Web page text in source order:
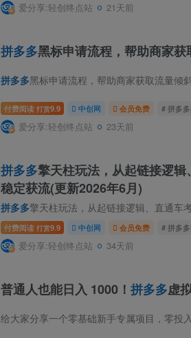
爱分享:轻创终点站 21天前
拼多多黑标申请流程，帮助商家
拼多多黑标申请流程，帮助商家获取流量倾斜与活
付费阅读 打赏9.9 中创网 会员免费 # 拼多
爱分享:轻创终点站 23天前
拼多多擎天柱玩法，从起链接逻
稳定获流(更新2026年6月)
拼多多擎天柱玩法，从起链接逻辑、直通车考核、
付费阅读 打赏9.9 中创网 会员免费 # 拼多
爱分享:轻创终点站 34天前
普通人也能日入 1000！ 拼多多虚
给大家分享一个零基础新手专属项目，零投